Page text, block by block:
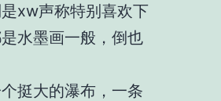
xw声称特别喜欢下
水墨画一般，倒也
个挺大的瀑布，一条